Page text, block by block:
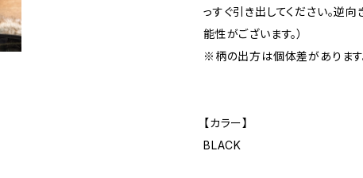
っすぐ引き出してください。逆
能性がございます。）
※柄の出方は個体差があります
【カラー】
BLACK